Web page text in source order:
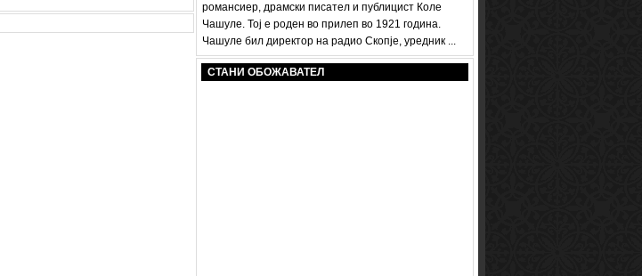
романсиер, драмски писател и публицист Коле
Чашуле. Тој е роден во прилеп во 1921 година.
Чашуле бил директор на радио Скопје, уредник ...
СТАНИ ОБОЖАВАТЕЛ